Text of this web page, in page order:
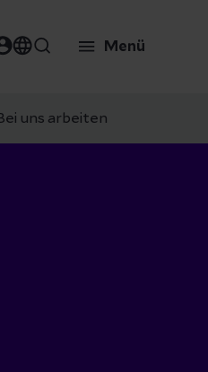
Menü
Bei uns arbeiten